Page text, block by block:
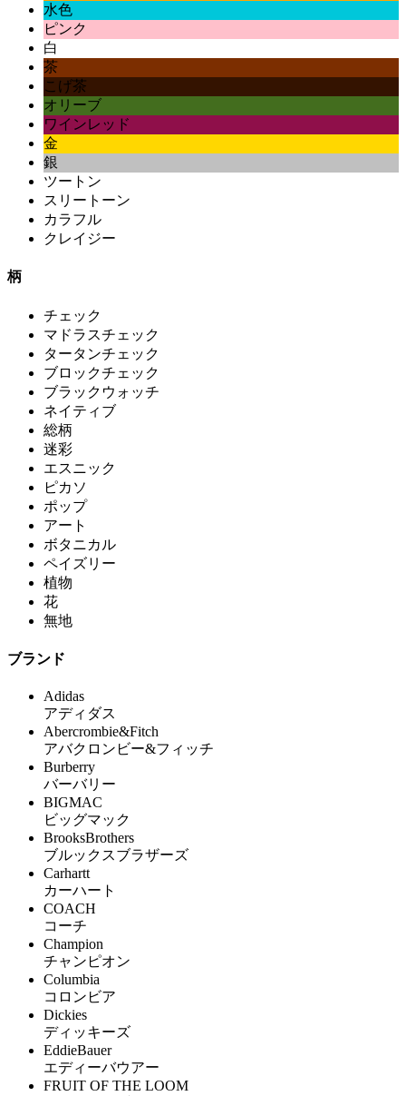
水色
ピンク
白
茶
こげ茶
オリーブ
ワインレッド
金
銀
ツートン
スリートーン
カラフル
クレイジー
柄
チェック
マドラスチェック
タータンチェック
ブロックチェック
ブラックウォッチ
ネイティブ
総柄
迷彩
エスニック
ピカソ
ポップ
アート
ボタニカル
ペイズリー
植物
花
無地
ブランド
Adidas
アディダス
Abercrombie&Fitch
アバクロンビー&フィッチ
Burberry
バーバリー
BIGMAC
ビッグマック
BrooksBrothers
ブルックスブラザーズ
Carhartt
カーハート
COACH
コーチ
Champion
チャンピオン
Columbia
コロンビア
Dickies
ディッキーズ
EddieBauer
エディーバウアー
FRUIT OF THE LOOM